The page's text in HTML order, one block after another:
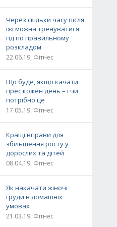
Через скільки часу після
їжі можна тренуватися:
гід по правильному
розкладом
22.06.19, Фітнес
Що буде, якщо качати
прес кожен день – і чи
потрібно це
17.05.19, Фітнес
Кращі вправи для
збільшення росту у
дорослих та дітей
08.04.19, Фітнес
Як накачати жіночі
груди в домашніх
умовах
21.03.19, Фітнес